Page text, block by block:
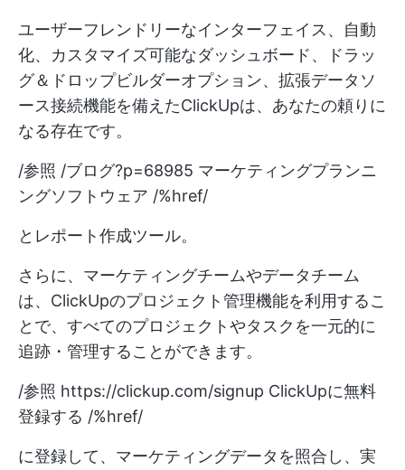
ユーザーフレンドリーなインターフェイス、自動
化、カスタマイズ可能なダッシュボード、ドラッ
グ＆ドロップビルダーオプション、拡張データソ
ース接続機能を備えたClickUpは、あなたの頼りに
なる存在です。
/参照 /ブログ?p=68985 マーケティングプランニ
ングソフトウェア /%href/
とレポート作成ツール。
さらに、マーケティングチームやデータチーム
は、ClickUpのプロジェクト管理機能を利用するこ
とで、すべてのプロジェクトやタスクを一元的に
追跡・管理することができます。
/参照 https://clickup.com/signup ClickUpに無料
登録する /%href/
に登録して、マーケティングデータを照合し、実